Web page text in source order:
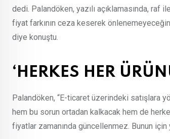
dedi. Palandöken, yazılı açıklamasında, raf
fiyat farkının ceza keserek
diye konuştu.
‘HERKES HER
Palandöken, “E-ticaret üzerindeki satışlara
hem bu sorun ortadan kalkacak hem de
fiyatlar zamanında güncellenmez. Bunun için